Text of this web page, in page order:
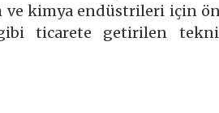
kimya endüstrileri için
ticarete getirilen